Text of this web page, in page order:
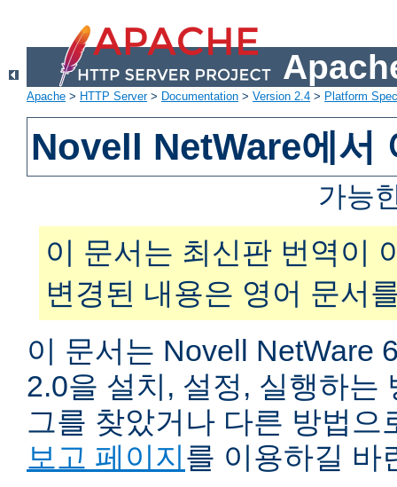
Apache > HTTP Server> Documentation > Version 2.4 > Platform
Novell NetWare에서
가능
이 문서는 최신판 번역이
변경된 내용은 영어 문서
이 문서는 Novell NetWare
2.0을 설치, 설정, 실행하는
그를 찾았거나 다른 방법
보고 페이지를 이용하길 바